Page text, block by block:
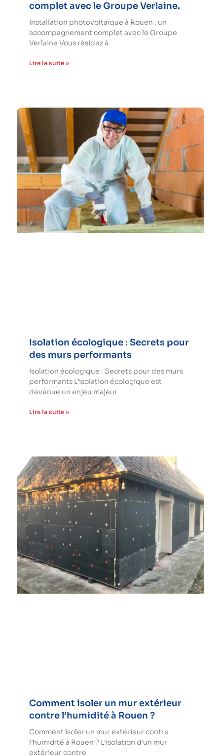
complet avec le Groupe Verlaine.
Installation photovoltaïque à Rouen : un
accompagnement complet avec le Groupe
Verlaine Vous résidez à
Lire la suite »
Isolation écologique : Secrets pour
des murs performants
Isolation écologique : Secrets pour des murs
performants L’isolation écologique est
devenue un enjeu majeur
Lire la suite »
Comment isoler un mur extérieur
contre l’humidité à Rouen ?
Comment isoler un mur extérieur contre
l’humidité à Rouen ? L’isolation d’un mur
extérieur contre